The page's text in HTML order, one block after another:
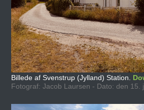
Billede af Svenstrup (Jylland) Station.
Fotograf: Jacob Laursen - Dato: den 15.